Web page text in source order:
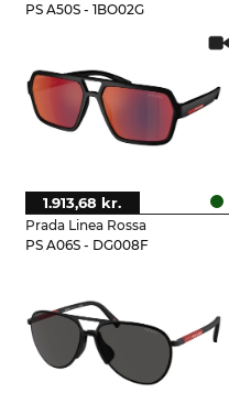
PS A50S - 1BO02G
Prada Linea Rossa
PS A06S - DG008F
1.913,68 kr.